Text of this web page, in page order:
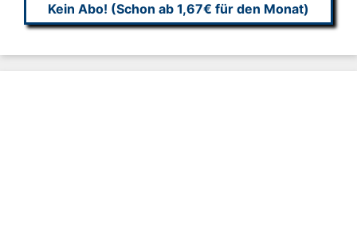
Kein Abo! (Schon ab 1,67€ für den Monat)